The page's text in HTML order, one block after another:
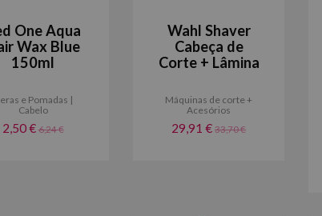
One Aqua
Wax Blue
150ml
e Pomadas |
Cabelo
2,50 € 6,24 €
Wahl Shaver
Cabeça de
Corte + Lâmina
Máquinas de corte +
Acesórios
29,91 €33,70 €